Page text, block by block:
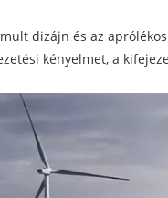
dizájn és az
kényelmet, a